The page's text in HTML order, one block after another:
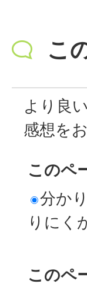
こ
より良
感想を
このペ
分か
りにく
このペ